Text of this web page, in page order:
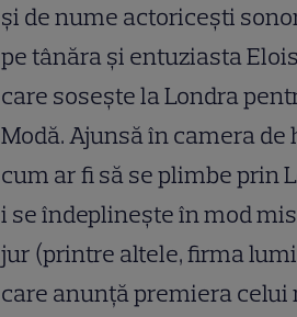
și de nume actoricești
pe tânăra și entuziasta
care sosește la Londra
Modă. Ajunsă în camera
cum ar fi să se plimbe prin
i se îndeplinește în mod
jur (printre altele, firma
care anunță premiera celui